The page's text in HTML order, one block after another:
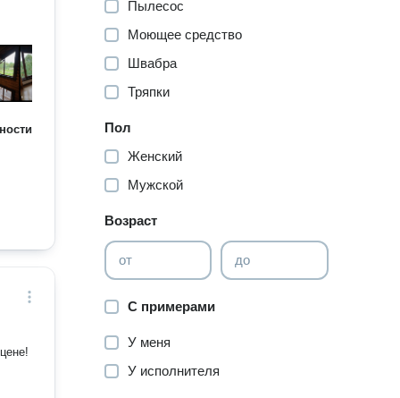
Пылесос
Моющее средство
Швабра
Тряпки
Пол
Женский
Мужской
Возраст
от до
С примерами
У меня
У исполнителя